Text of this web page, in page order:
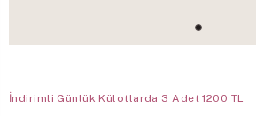
İndirimli Günlük Külotlarda 3 Adet 1200 TL